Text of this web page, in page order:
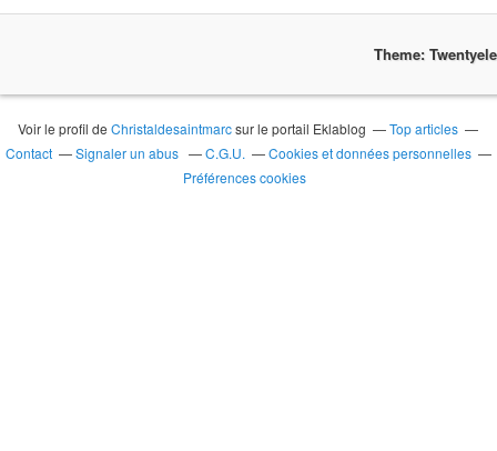
Theme:
Voir le profil deChristaldesaintmarcsur le portail Eklablog
Top articles
Contact
Signaler un abus C.G.U.
Cookies et données personnelles
Préférences cookies